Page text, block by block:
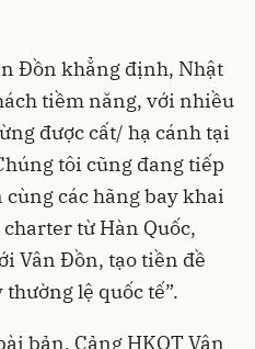
Đồn khẳng định, Nhật
tiềm năng, với nhiều
được cất/ hạ cánh tại
tôi cũng đang tiếp
các hãng bay khai
từ Hàn Quốc,
Vân Đồn, tạo tiền đề
lệ quốc tế”.
bản, Cảng HKQT Vân